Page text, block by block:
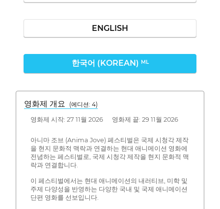
ENGLISH
한국어 (KOREAN) ML
영화제 개요 (에디션: 4)
영화제 시작: 27 11월 2026 영화제 끝: 29 11월 2026
아니마 조브 (Anima Jove) 페스티벌은 국제 시청각 제작
을 현지 문화적 맥락과 연결하는 현대 애니메이션 영화에
전념하는 페스티벌로, 국제 시청각 제작을 현지 문화적 맥
락과 연결합니다.
이 페스티벌에서는 현대 애니메이션의 내러티브, 미학 및
주제 다양성을 반영하는 다양한 국내 및 국제 애니메이션
단편 영화를 선보입니다.